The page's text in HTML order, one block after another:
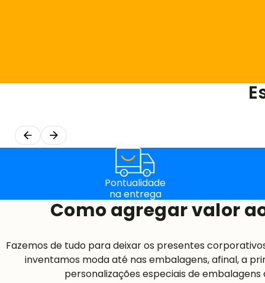
Pontualidade
na entrega
Como agregar valor
Fazemos de tudo para deixar os presentes
inventamos moda até nas embalagens, afinal, a
personalizações especiais de